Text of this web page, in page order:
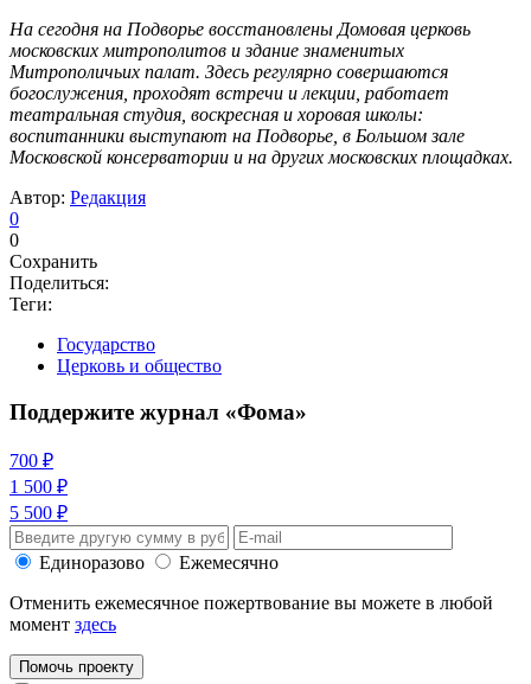
На сегодня на Подворье восстановлены Домовая церковь
московских митрополитов и здание знаменитых
Митрополичьих палат. Здесь регулярно совершаются
богослужения, проходят встречи и лекции, работает
театральная студия, воскресная и хоровая школы:
воспитанники выступают на Подворье, в Большом зале
Московской консерватории и на других московских площадках.
Автор: Редакция
0
0
Сохранить
Поделиться:
Теги:
Государство
Церковь и общество
Поддержите журнал «Фома»
700 ₽
1 500 ₽
5 500 ₽
Единоразово
Ежемесячно
Отменить ежемесячное пожертвование вы можете в любой
момент здесь
Помочь проекту